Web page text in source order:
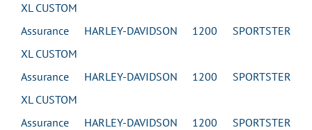
XL CUSTOM
Assurance HARLEY-DAVIDSON 1200 SPORTSTER
XL CUSTOM
Assurance HARLEY-DAVIDSON 1200 SPORTSTER
XL CUSTOM
Assurance HARLEY-DAVIDSON 1200 SPORTSTER